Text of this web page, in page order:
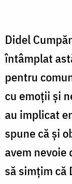
Didel
întâmplat
pentru
cu emoţii şi
au implicat
spune că şi
avem nevoie
să simţim că